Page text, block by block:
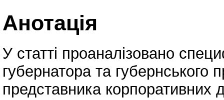
Анотація
У статті проаналізовано
губернатора та губернського
представника корпоративних